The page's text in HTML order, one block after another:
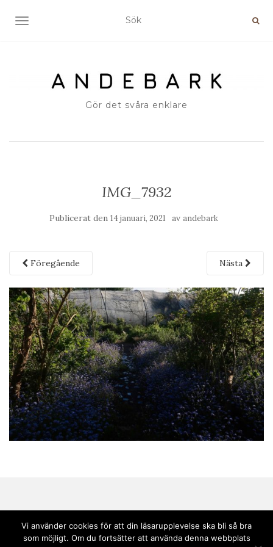
SLÅ PÅ/AV NAVIGERING
Gör det svåra enklare
IMG_7932
Publicerat den 14 januari, 2021 av andebark
Föregående Nästa
Vi använder cookies för att din läsarupplevelse ska bli så bra
som möjligt. Om du fortsätter att använda denna webbplats